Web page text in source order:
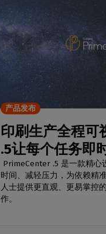
印刷生产全程可
.5让每个任务即
PrimeCenter .5 是一款精心
时间、减轻压力，为依赖精
人士提供更直观、更易掌控
作。
产品发布